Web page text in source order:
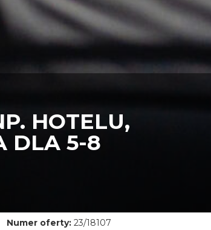
HOTELU,
DLA 5-8
Numer oferty:23/18107